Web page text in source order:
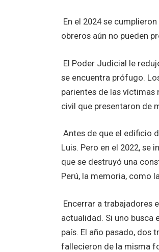
En el 2024 se
obreros aún no pueden
El Poder Judicial le
se encuentra prófugo.
parientes de las víctimas
civil que presentaron de
Antes de que el edificio
Luis. Pero en el 2022, se
que se destruyó una
Perú, la memoria, como
Encerrar a trabajadores
actualidad. Si uno busca
país. El año pasado, dos
fallecieron de la misma